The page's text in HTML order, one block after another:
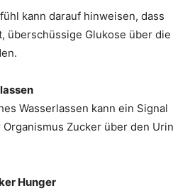
kann darauf hinweisen, dass
überschüssige Glukose über die
Wasserlassen kann ein Signal
Zucker über den Urin
Hunger